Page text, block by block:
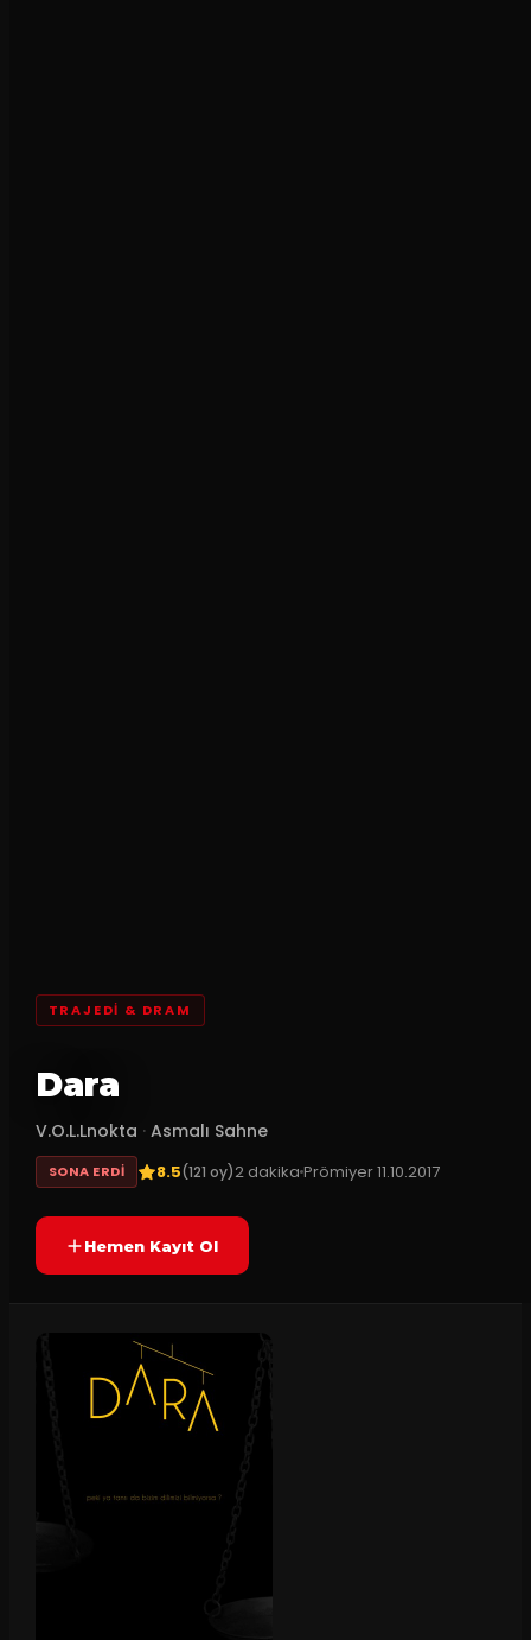
TRAJEDI & DRAM
Dara
V.O.L.Lnokta · Asmalı Sahne
SONA ERDI 8.5(121 oy)2 dakikaPrömiyer11.10.2017
Hemen Kayıt Ol